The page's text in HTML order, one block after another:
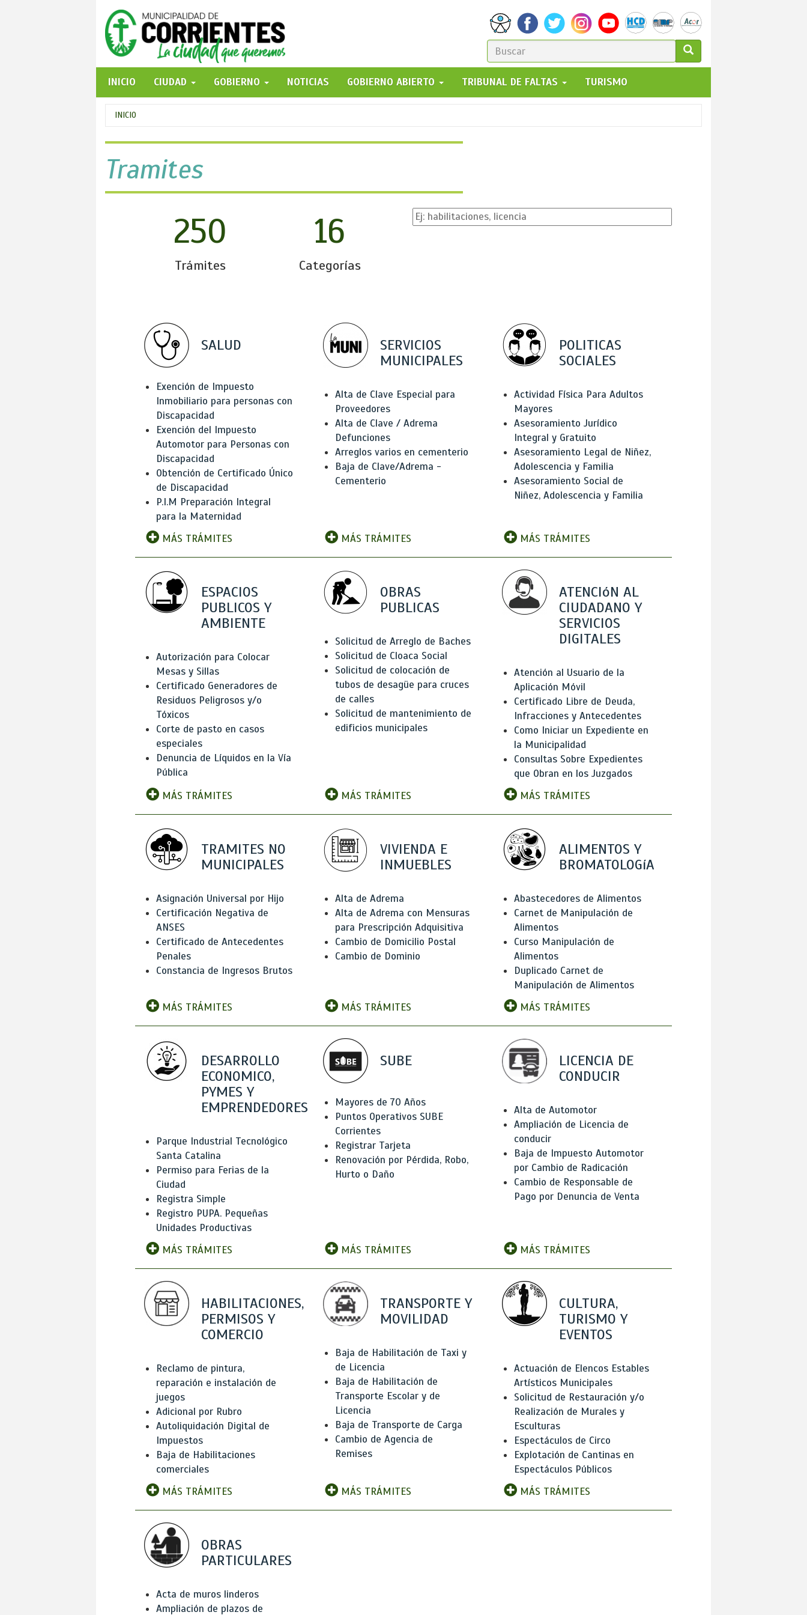
FORMULARIO
DE
BÚSQUEDA
GO!
INICIO
CIUDAD GOBIERNO NOTICIAS GOBIERNO ABIERTO TRIBUNAL DE FALTAS TURISMO
Se
encuentra
usted
aquí
INICIO
Tramites
250
Trámites
16
Categorías
SALUD
Exención de Impuesto
Inmobiliario para personas con
Discapacidad
Exención del Impuesto
Automotor para Personas con
Discapacidad
Obtención de Certificado Único
de Discapacidad
P.I.M Preparación Integral
para la Maternidad
MÁS TRÁMITES
SERVICIOS
MUNICIPALES
Alta de Clave Especial para
Proveedores
Alta de Clave / Adrema
Defunciones
Arreglos varios en cementerio
Baja de Clave/Adrema -
Cementerio
MÁS TRÁMITES
POLITICAS
SOCIALES
Actividad Física Para Adultos
Mayores
Asesoramiento Jurídico
Integral y Gratuito
Asesoramiento Legal de Niñez,
Adolescencia y Familia
Asesoramiento Social de
Niñez, Adolescencia y Familia
MÁS TRÁMITES
ESPACIOS
PUBLICOS Y
AMBIENTE
Autorización para Colocar
Mesas y Sillas
Certificado Generadores de
Residuos Peligrosos y/o
Tóxicos
Corte de pasto en casos
especiales
Denuncia de Líquidos en la Vía
Pública
MÁS TRÁMITES
OBRAS
PUBLICAS
Solicitud de Arreglo de Baches
Solicitud de Cloaca Social
Solicitud de colocación de
tubos de desagüe para cruces
de calles
Solicitud de mantenimiento de
edificios municipales
MÁS TRÁMITES
ATENCIóN AL
CIUDADANO Y
SERVICIOS
DIGITALES
Atención al Usuario de la
Aplicación Móvil
Certificado Libre de Deuda,
Infracciones y Antecedentes
Como Iniciar un Expediente en
la Municipalidad
Consultas Sobre Expedientes
que Obran en los Juzgados
MÁS TRÁMITES
TRAMITES NO
MUNICIPALES
Asignación Universal por Hijo
Certificación Negativa de
ANSES
Certificado de Antecedentes
Penales
Constancia de Ingresos Brutos
MÁS TRÁMITES
VIVIENDA E
INMUEBLES
Alta de Adrema
Alta de Adrema con Mensuras
para Prescripción Adquisitiva
Cambio de Domicilio Postal
Cambio de Dominio
MÁS TRÁMITES
ALIMENTOS Y
BROMATOLOGíA
Abastecedores de Alimentos
Carnet de Manipulación de
Alimentos
Curso Manipulación de
Alimentos
Duplicado Carnet de
Manipulación de Alimentos
MÁS TRÁMITES
DESARROLLO
ECONOMICO,
PYMES Y
EMPRENDEDORES
Parque Industrial Tecnológico
Santa Catalina
Permiso para Ferias de la
Ciudad
Registra Simple
Registro PUPA. Pequeñas
Unidades Productivas
MÁS TRÁMITES
SUBE
Mayores de 70 Años
Puntos Operativos SUBE
Corrientes
Registrar Tarjeta
Renovación por Pérdida, Robo,
Hurto o Daño
MÁS TRÁMITES
LICENCIA DE
CONDUCIR
Alta de Automotor
Ampliación de Licencia de
conducir
Baja de Impuesto Automotor
por Cambio de Radicación
Cambio de Responsable de
Pago por Denuncia de Venta
MÁS TRÁMITES
HABILITACIONES,
PERMISOS Y
COMERCIO
Reclamo de pintura,
reparación e instalación de
juegos
Adicional por Rubro
Autoliquidación Digital de
Impuestos
Baja de Habilitaciones
comerciales
MÁS TRÁMITES
TRANSPORTE Y
MOVILIDAD
Baja de Habilitación de Taxi y
de Licencia
Baja de Habilitación de
Transporte Escolar y de
Licencia
Baja de Transporte de Carga
Cambio de Agencia de
Remises
MÁS TRÁMITES
CULTURA,
TURISMO Y
EVENTOS
Actuación de Elencos Estables
Artísticos Municipales
Solicitud de Restauración y/o
Realización de Murales y
Esculturas
Espectáculos de Circo
Explotación de Cantinas en
Espectáculos Públicos
MÁS TRÁMITES
OBRAS
PARTICULARES
Acta de muros linderos
Ampliación de plazos de